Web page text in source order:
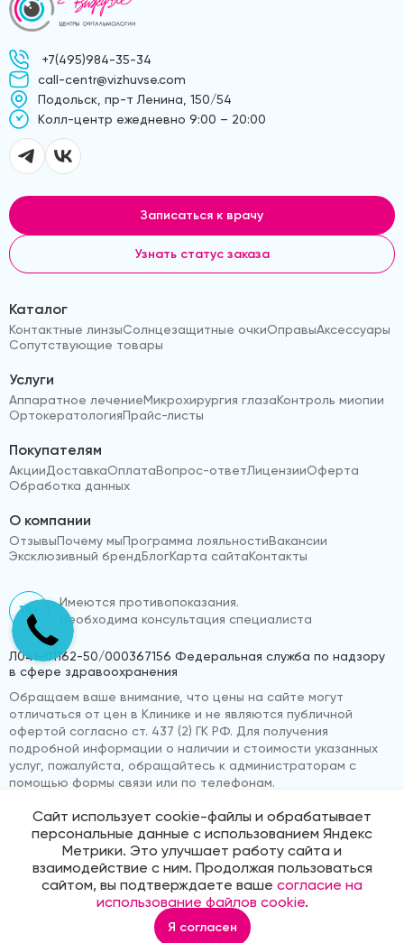
+7(495)984-35-34
call-centr@vizhuvse.com
Подольск, пр-т Ленина, 150/54
Kолл-центр ежедневно 9:00 – 20:00
Записаться к врачу
Узнать статус заказа
Каталог
Контактные линзыСолнцезащитные очкиОправыАксессуары
Сопутствующие товары
Услуги
Аппаратное лечениеМикрохирургия глазаКонтроль миопии
ОртокератологияПрайс-листы
Покупателям
АкцииДоставкаОплатаВопрос-ответЛицензииОферта
Обработка данных
О компании
ОтзывыПочему мыПрограмма лояльностиВакансии
Эксклюзивный брендБлогКарта сайтаКонтакты
18+
Имеются противопоказания.
Необходима консультация специалиста
Л041-01162-50/000367156 Федеральная служба по надзору
в сфере здравоохранения
Обращаем ваше внимание, что цены на сайте могут
отличаться от цен в Клинике и не являются публичной
офертой согласно ст. 437 (2) ГК РФ. Для получения
подробной информации о наличии и стоимости указанных
услуг, пожалуйста, обращайтесь к администраторам с
помощью формы связи или по телефонам.
© 2026 «ВижуВсё»
Реквизиты компании
Политика обработки персональных данных
Продвижение сайтаMedmaps
Сайт использует cookie-файлы и обрабатывает
персональные данные с использованием Яндекс
Метрики. Это улучшает работу сайта и
взаимодействие с ним. Продолжая пользоваться
сайтом, вы подтверждаете ваше согласие на
использование файлов cookie.
Я согласен